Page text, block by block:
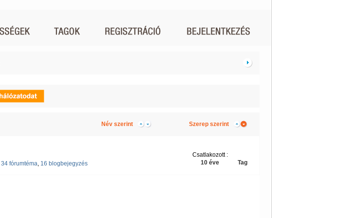
Név szerint Szerep szerint
34 fórumtéma, 16 blogbejegyzés Tag
Csatlakozott :
10 éve